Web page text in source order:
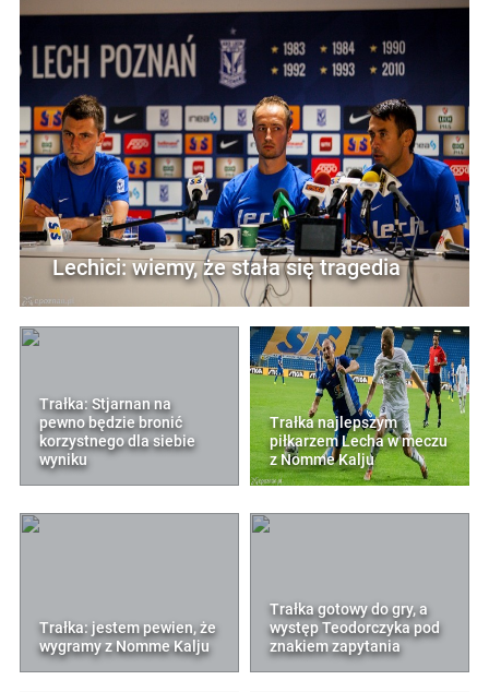
Lechici: wiemy, że stała się tragedia
Trałka: Stjarnan na
pewno będzie bronić
korzystnego dla siebie
wyniku
Trałka najlepszym
piłkarzem Lecha w meczu
z Nomme Kalju
Trałka: jestem pewien, że
wygramy z Nomme Kalju
Trałka gotowy do gry, a
występ Teodorczyka pod
znakiem zapytania